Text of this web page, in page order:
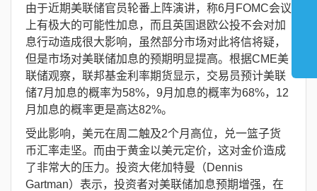
由于近期美联储官员轮番上阵演讲，称6月FOMC会议
上有极大的可能性加息，而且英国退欧公投不会对加
息行动造成很大影响，虽然部分市场对此将信将疑，
但是市场对美联储加息的预期明显提高。根据CME美
联储观察，联邦基金利率期货显示，交易员预计美联
储7月加息的概率为58%，9月加息的概率为68%，12
月加息的概率更是高达82%。
受此影响，美元在周二触及2个月高位，兑一篮子货
币汇率走坚。而由于黄金以美元定价，这对金价造成
了非常大的压力。投资大佬加特曼（Dennis
Gartman）表示，投资者对美联储加息预期增强，在